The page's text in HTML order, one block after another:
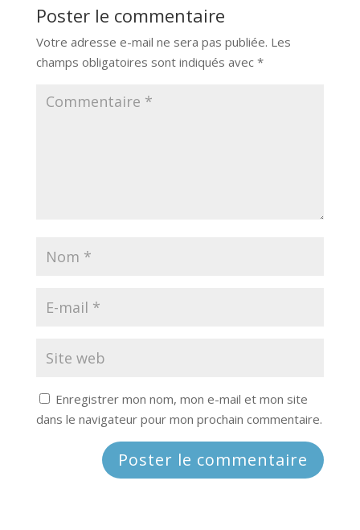
Poster le commentaire
Votre adresse e-mail ne sera pas publiée. Les
champs obligatoires sont indiqués avec *
Enregistrer mon nom, mon e-mail et mon site
dans le navigateur pour mon prochain commentaire.